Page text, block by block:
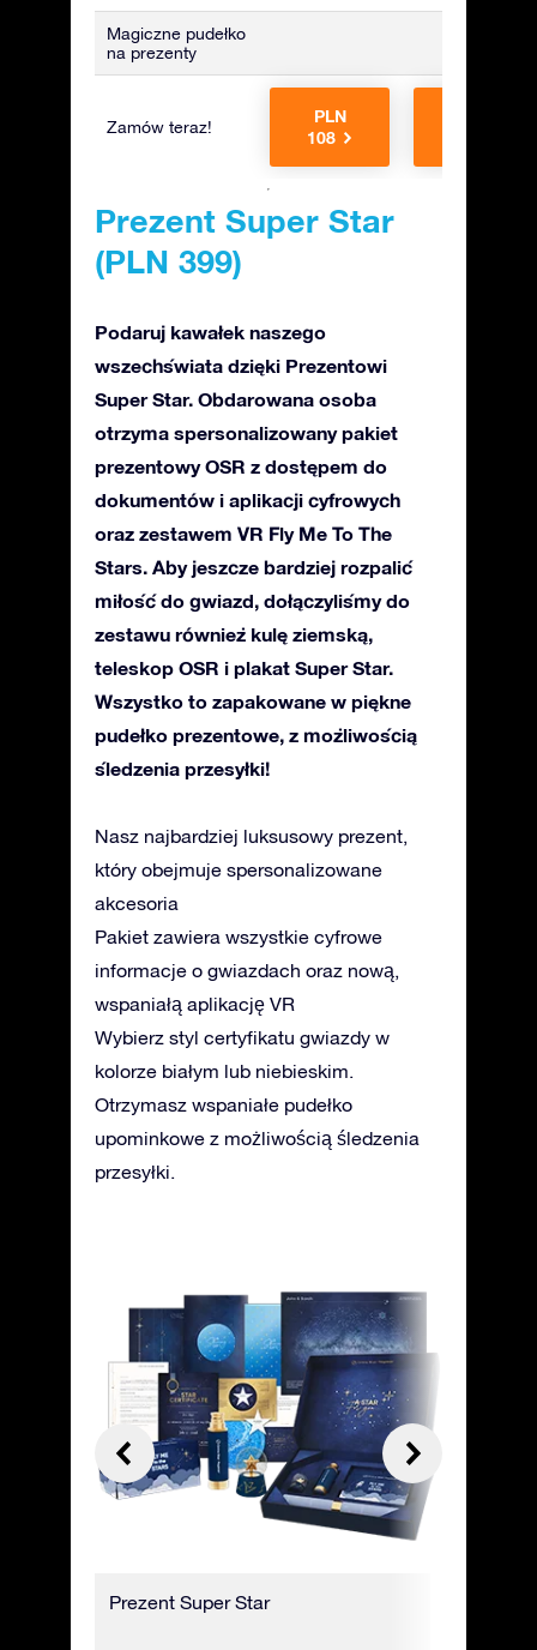
Magiczne pudełko
na prezenty
Zamów teraz!
PLN
108
Prezent Super Star
(PLN 399)
Podaruj kawałek naszego
wszechświata dzięki Prezentowi
Super Star. Obdarowana osoba
otrzyma spersonalizowany pakiet
prezentowy OSR z dostępem do
dokumentów i aplikacji cyfrowych
oraz zestawem VR Fly Me To The
Stars. Aby jeszcze bardziej rozpalić
miłość do gwiazd, dołączyliśmy do
zestawu również kulę ziemską,
teleskop OSR i plakat Super Star.
Wszystko to zapakowane w piękne
pudełko prezentowe, z możliwością
śledzenia przesyłki!
Nasz najbardziej luksusowy prezent,
który obejmuje spersonalizowane
akcesoria
Pakiet zawiera wszystkie cyfrowe
informacje o gwiazdach oraz nową,
wspaniałą aplikację VR
Wybierz styl certyfikatu gwiazdy w
kolorze białym lub niebieskim.
Otrzymasz wspaniałe pudełko
upominkowe z możliwością śledzenia
przesyłki.
Prezent Super Star